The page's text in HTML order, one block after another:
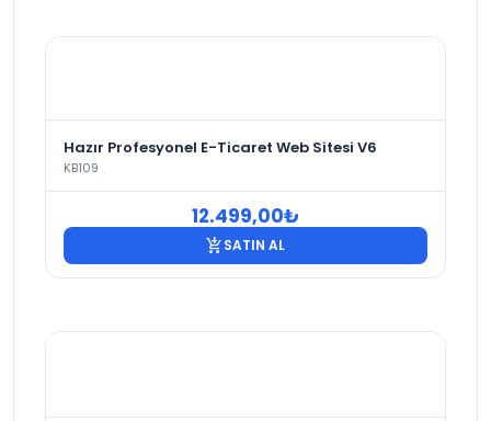
Hazır Profesyonel E-Ticaret Web Sitesi V6
KB109
12.499,00₺
add_shopping_cartSATIN AL